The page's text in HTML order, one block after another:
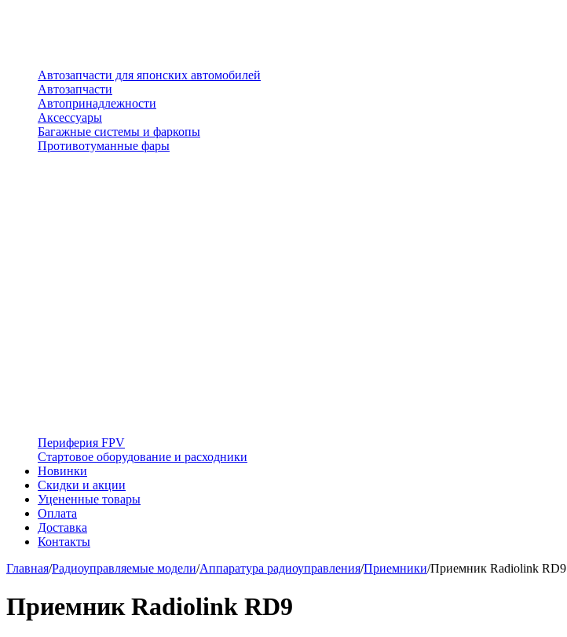
Автозапчасти для японских автомобилей
Автозапчасти
Автопринадлежности
Аксессуары
Багажные системы и фаркопы
Противотуманные фары
Периферия FPV
Стартовое оборудование и расходники
Новинки
Скидки и акции
Уцененные товары
Оплата
Доставка
Контакты
Главная/Радиоуправляемые модели/Аппаратура радиоуправления/Приемники/Приемник Radiolink RD9
Приемник Radiolink RD9